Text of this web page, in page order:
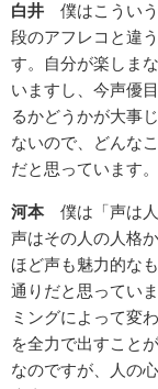
白井 僕はこうい
段のアフレコと違
す。自分が楽しま
いますし、今声優
るかどうかが大事
ないので、どんな
だと思っています。
河本僕は「声は人
声はその人の人格
ほど声も魅力的な
通りだと思ってい
ミングによって変
を全力で出すこと
なのですが、人の